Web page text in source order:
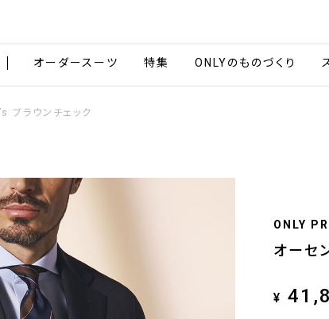
オーダースーツ 特集 ONLYのものづくり
ブラウンチェック
ONLY
オーセ
¥